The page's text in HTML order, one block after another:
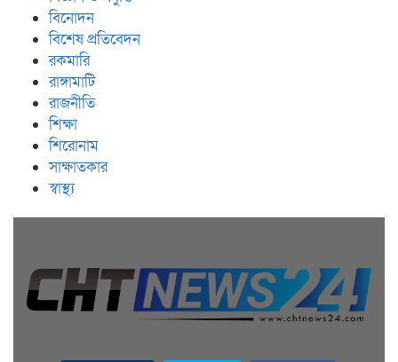
বিনোদন
বিশেষ প্রতিবেদন
রকমারি
রাঙ্গামাটি
রাজনীতি
শিক্ষা
শিরোনাম
সাক্ষাতকার
স্বাস্থ্য